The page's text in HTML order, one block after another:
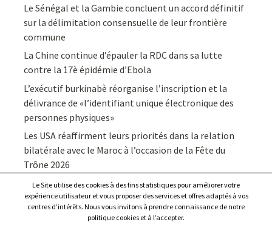
Le Sénégal et la Gambie concluent un accord définitif
sur la délimitation consensuelle de leur frontière
commune
La Chine continue d’épauler la RDC dans sa lutte
contre la 17è épidémie d’Ebola
L’exécutif burkinabè réorganise l’inscription et la
délivrance de «l’identifiant unique électronique des
personnes physiques»
Les USA réaffirment leurs priorités dans la relation
bilatérale avec le Maroc à l’occasion de la Fête du
Trône 2026
Le Site utilise des cookies à des fins statistiques pour améliorer votre
expérience utilisateur et vous proposer des services et offres adaptés à vos
centres d’intérêts. Nous vous invitons à prendre connaissance de notre
politique cookies et à l’accepter.